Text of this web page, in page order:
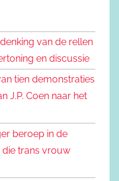
e
n
van de rellen
en discussie
tien demonstraties
J.P. Coen naar het
beroep in de
die trans vrouw